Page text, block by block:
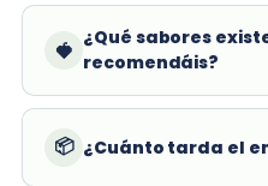
🍓
¿Qué sabores
recomendáis?
📦 ¿Cuánto tarda el